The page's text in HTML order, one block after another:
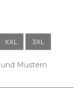
XXL 3XL
Mustern